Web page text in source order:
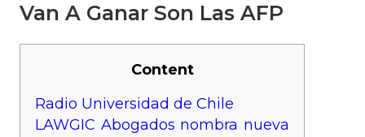
Van A Ganar Son Las AFP
Content
Radio Universidad de Chile
LAWGIC Abogados nombra nueva